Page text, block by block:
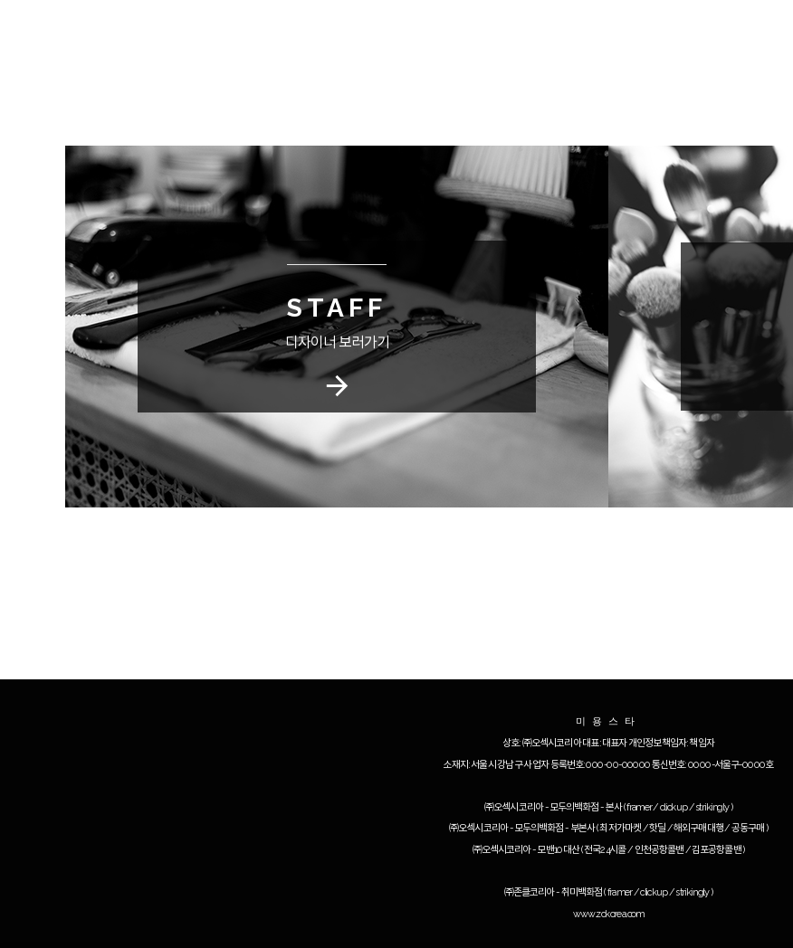
STAFF
디자이너 보러가기
arrow_forward
미용스타
상호: ㈜오섹시코리아 대표: 대표자 개인정보책임자: 책임자
소재지: 서울시 강남구 사업자 등록번호: 000-00-00000 통신번호: 0000-서울구-0000호
㈜오섹시코리아 - 모두의백화점 - 본사(framer/clickup/strikingly)
㈜오섹시코리아 - 모두의백화점 - 부본사(최저가마켓/핫딜/해외구매대행/공동구매 )
㈜오섹시코리아 - 모밴10대산(전국24시콜/ 인천공항콜밴/김포공항콜밴)
㈜존클코리아 - 취미백화점(framer/clickup/strikingly)
www.zckorea.com